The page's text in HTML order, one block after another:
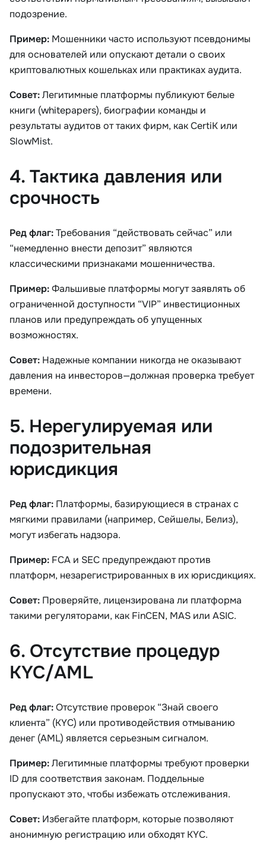
подозрение.
Пример: Мошенники часто используют псевдонимы
для основателей или опускают детали о своих
криптовалютных кошельках или практиках аудита.
Совет:Легитимные платформы публикуют белые
книги (whitepapers), биографии команды и
результаты аудитов от таких фирм, как CertiK или
SlowMist.
4. Тактика давления или
срочность
Ред флаг:Требования “действовать сейчас” или
“немедленно внести депозит” являются
классическими признаками мошенничества.
Пример:Фальшивые платформы могут заявлять об
ограниченной доступности “VIP” инвестиционных
планов или предупреждать об упущенных
возможностях.
Совет: Надежные компании никогда не оказывают
давления на инвесторов—должная проверка требует
времени.
5. Нерегулируемая или
подозрительная
юрисдикция
Ред флаг: Платформы, базирующиеся в странах с
мягкими правилами (например, Сейшелы, Белиз),
могут избегать надзора.
Пример: FCA и SEC предупреждают против
платформ, незарегистрированных в их юрисдикциях.
Совет: Проверяйте, лицензирована ли платформа
такими регуляторами, как FinCEN, MAS или ASIC.
6. Отсутствие процедур
KYC/AML
Ред флаг:Отсутствие проверок “Знай своего
клиента” (KYC) или противодействия отмыванию
денег (AML) является серьезным сигналом.
Пример:Легитимные платформы требуют проверки
ID для соответствия законам. Поддельные
пропускают это, чтобы избежать отслеживания.
Совет: Избегайте платформ, которые позволяют
анонимную регистрацию или обходят KYC.